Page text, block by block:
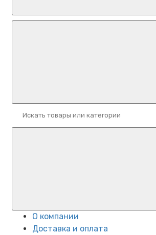
О компании
Доставка и оплата